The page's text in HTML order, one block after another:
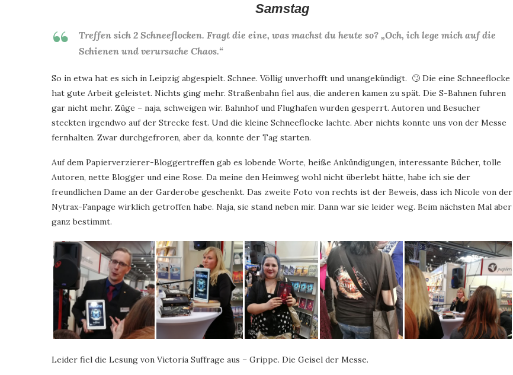
Samstag
Treffen sich 2 Schneeflocken. Fragt die eine, was machst du heute so? „Och, ich lege mich auf die
Schienen und verursache Chaos.“
So in etwa hat es sich in Leipzig abgespielt. Schnee. Völlig unverhofft und unangekündigt. 🙄 Die eine Schneeflocke
hat gute Arbeit geleistet. Nichts ging mehr. Straßenbahn fiel aus, die anderen kamen zu spät. Die S-Bahnen fuhren
gar nicht mehr. Züge – naja, schweigen wir. Bahnhof und Flughafen wurden gesperrt. Autoren und Besucher
steckten irgendwo auf der Strecke fest. Und die kleine Schneeflocke lachte. Aber nichts konnte uns von der Messe
fernhalten. Zwar durchgefroren, aber da, konnte der Tag starten.
Auf dem Papierverzierer-Bloggertreffen gab es lobende Worte, heiße Ankündigungen, interessante Bücher, tolle
Autoren, nette Blogger und eine Rose. Da meine den Heimweg wohl nicht überlebt hätte, habe ich sie der
freundlichen Dame an der Garderobe geschenkt. Das zweite Foto von rechts ist der Beweis, dass ich Nicole von der
Nytrax-Fanpage wirklich getroffen habe. Naja, sie stand neben mir. Dann war sie leider weg. Beim nächsten Mal aber
ganz bestimmt.
Leider fiel die Lesung von Victoria Suffrage aus – Grippe. Die Geisel der Messe.